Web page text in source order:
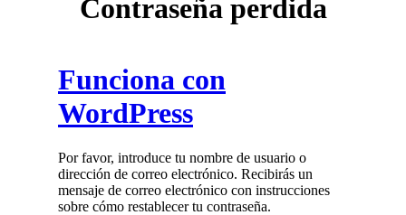
Contraseña perdida
Funciona con
WordPress
Por favor, introduce tu nombre de usuario o
dirección de correo electrónico. Recibirás un
mensaje de correo electrónico con instrucciones
sobre cómo restablecer tu contraseña.